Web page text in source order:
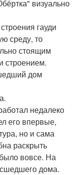
визуально
гауди
среду, то
стоящим
строением.
дом
недалеко
его впервые,
но и сама
раскрыть
вовсе. На
дома.